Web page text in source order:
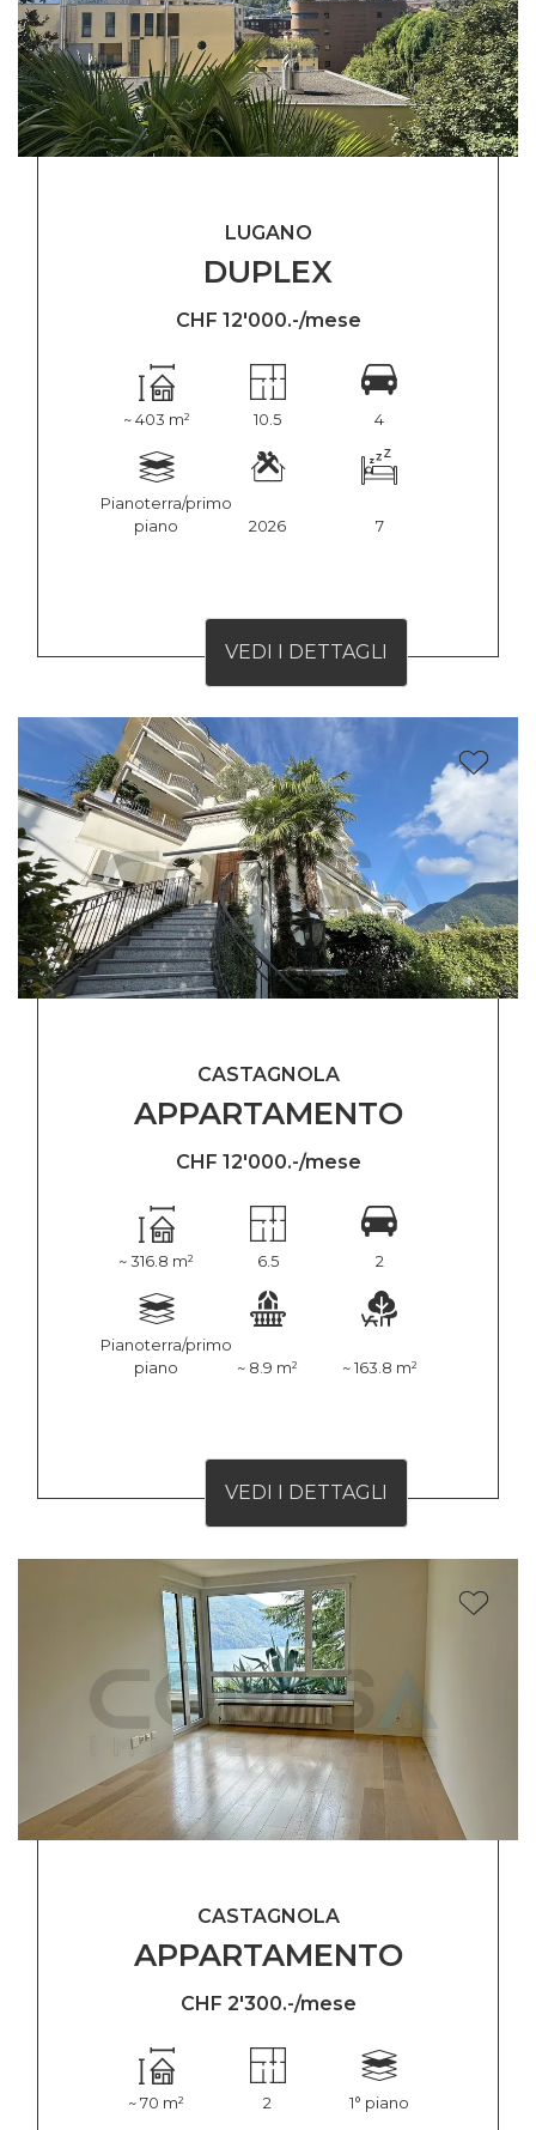
DUPLEX
LUGANO
CHF 12'000.-/mese
~ 403 m² 10.5 4
Pianoterra/primo
piano
2026 7
VEDI I DETTAGLI
APPARTAMENTO
CASTAGNOLA
CHF 12'000.-/mese
~ 316.8 m² 6.5 2
Pianoterra/primo
piano
~ 8.9 m² ~ 163.8 m²
VEDI I DETTAGLI
APPARTAMENTO
CASTAGNOLA
CHF 2'300.-/mese
~ 70 m² 2 1° piano